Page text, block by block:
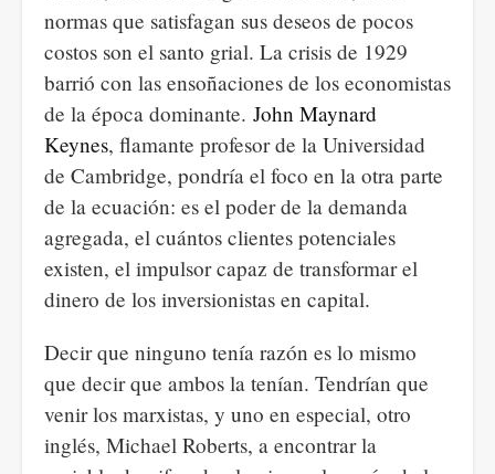
normas que satisfagan sus deseos de pocos
costos son el santo grial. La crisis de 1929
barrió con las ensoñaciones de los economistas
de la época dominante. John Maynard
Keynes, flamante profesor de la Universidad
de Cambridge, pondría el foco en la otra parte
de la ecuación: es el poder de la demanda
agregada, el cuántos clientes potenciales
existen, el impulsor capaz de transformar el
dinero de los inversionistas en capital.
Decir que ninguno tenía razón es lo mismo
que decir que ambos la tenían. Tendrían que
venir los marxistas, y uno en especial, otro
inglés, Michael Roberts, a encontrar la